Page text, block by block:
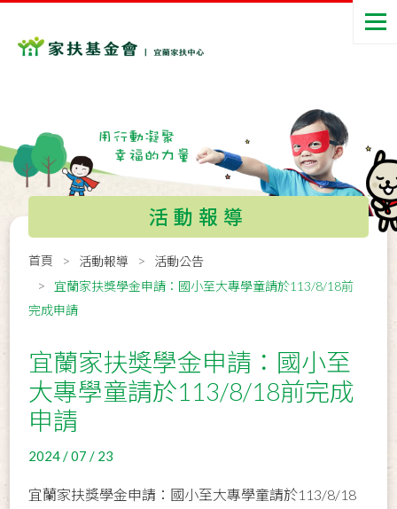
活動報導
首頁 活動報導
活動公告
宜蘭家扶獎學金申請：國小至大專學童請於113/8/18前
完成申請
宜蘭家扶獎學金申請：國小至
大專學童請於113/8/18前完成
申請
2024 / 07 / 23
宜蘭家扶獎學金申請：國小至大專學童請於113/8/18